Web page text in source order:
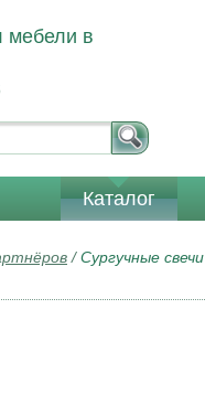
мебели в
Каталог
/Сургучные свечи